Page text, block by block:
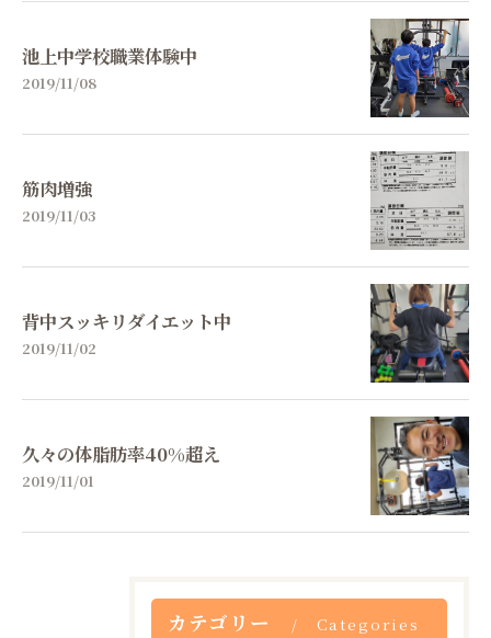
池上中学校職業体験中
2019/11/08
筋肉増強
2019/11/03
背中スッキリダイエット中
2019/11/02
久々の体脂肪率40%超え
2019/11/01
カテゴリー Categories